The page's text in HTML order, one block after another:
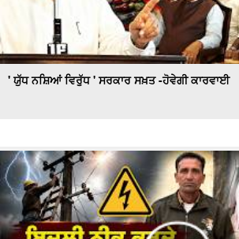
' ਯੁੱਧ ਨਸ਼ਿਆਂ ਵਿਰੁੱਧ ' ਸਰਕਾਰ ਸਖ਼ਤ -ਹੋਵੇਗੀ ਕਾਰਵਾਈ